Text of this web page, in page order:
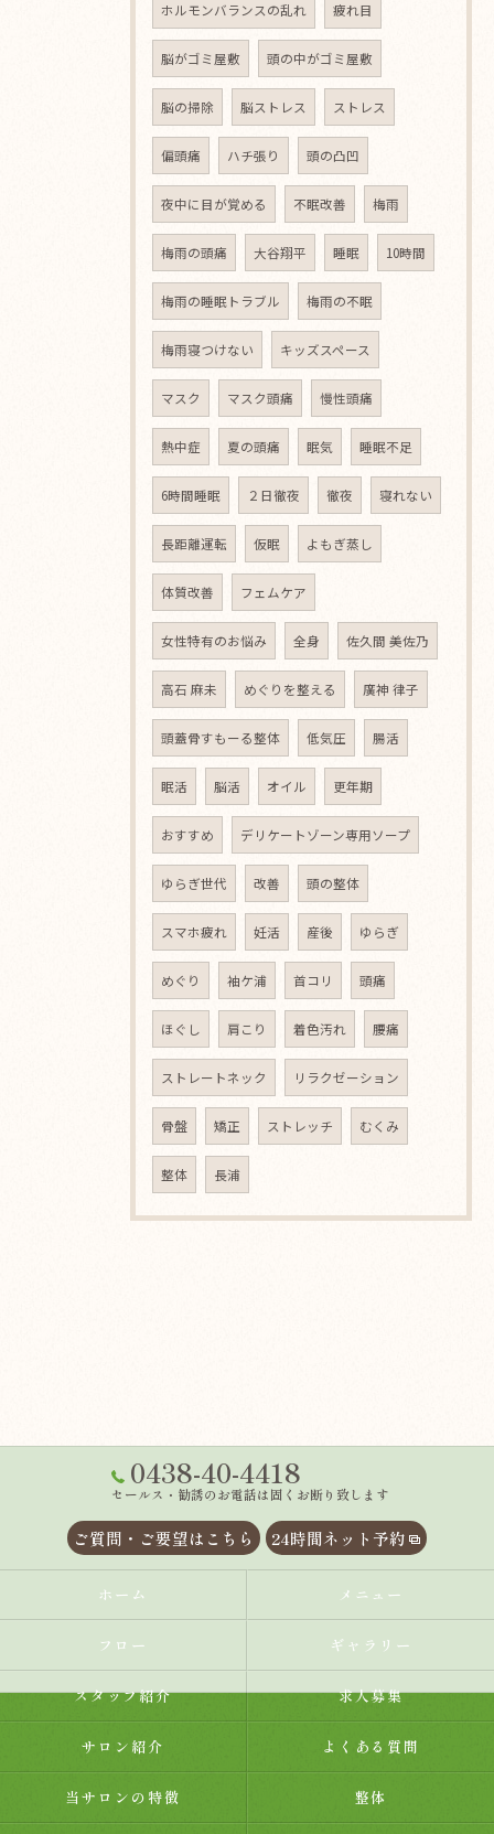
ホルモンバランスの乱れ 疲れ目
脳がゴミ屋敷 頭の中がゴミ屋敷
脳の掃除 脳ストレス ストレス
偏頭痛 ハチ張り 頭の凸凹
夜中に目が覚める 不眠改善 梅雨
梅雨の頭痛 大谷翔平 睡眠 10時間
梅雨の睡眠トラブル 梅雨の不眠
梅雨寝つけない キッズスペース
マスク マスク頭痛 慢性頭痛
熱中症 夏の頭痛 眠気 睡眠不足
6時間睡眠 ２日徹夜 徹夜 寝れない
長距離運転 仮眠 よもぎ蒸し
体質改善 フェムケア
女性特有のお悩み 全身 佐久間 美佐乃
高石 麻未 めぐりを整える 廣神 律子
頭蓋骨すもーる整体 低気圧 腸活
眠活 脳活 オイル 更年期
おすすめ デリケートゾーン専用ソープ
ゆらぎ世代 改善 頭の整体
スマホ疲れ 妊活 産後 ゆらぎ
めぐり 袖ケ浦 首コリ 頭痛
ほぐし 肩こり 着色汚れ 腰痛
ストレートネック リラクゼーション
骨盤 矯正 ストレッチ むくみ
整体 長浦
0438-40-4418
セールス・勧誘のお電話は固くお断り致します
ご質問・ご要望はこちら 24時間ネット予約
ホーム メニュー
フロー ギャラリー
スタッフ紹介 求人募集
サロン紹介 よくある質問
当サロンの特徴 整体